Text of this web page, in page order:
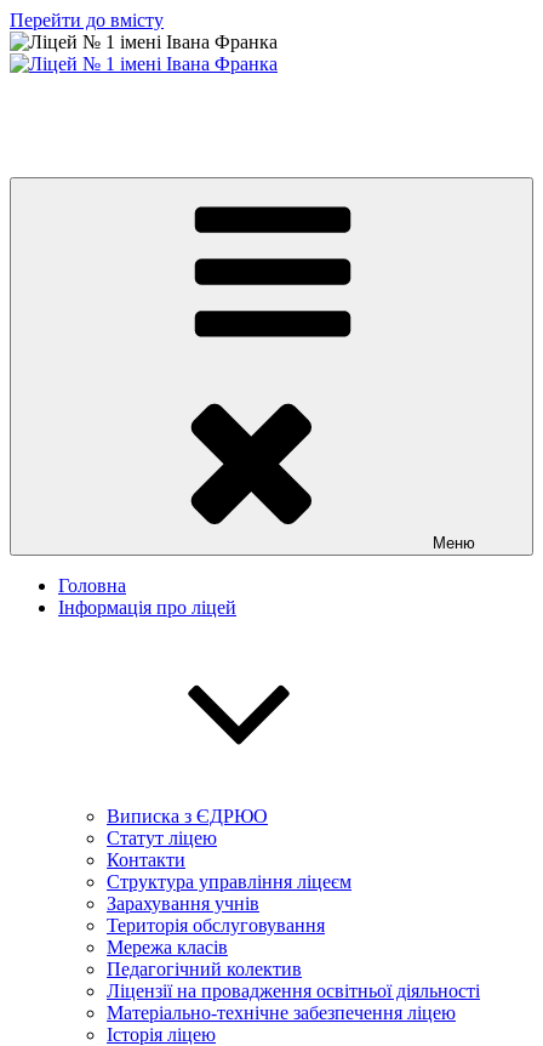
Перейти до вмісту
Меню
Головна
Інформація про ліцей
Виписка з ЄДРЮО
Статут ліцею
Контакти
Структура управління ліцеєм
Зарахування учнів
Територія обслуговування
Мережа класів
Педагогічний колектив
Ліцензії на провадження освітньої діяльності
Матеріально-технічне забезпечення ліцею
Історія ліцею